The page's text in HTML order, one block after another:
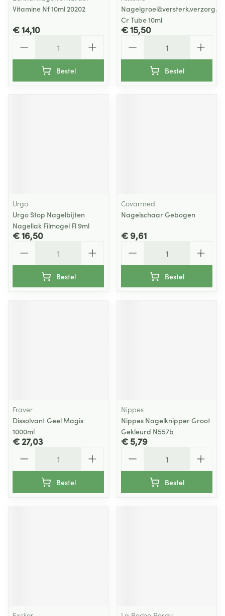
Vitamine Nf 10ml 20202
€ 14,10
Bestel
Nagelgroei&versterk.verzorg.
Cr Tube 10ml
€ 15,50
Bestel
Urgo
Urgo Stop Nagelbijten
Nagellak Filmogel Fl 9ml
€ 16,50
Bestel
Covarmed
Nagelschaar Gebogen
€ 9,61
Bestel
Fraver
Dissolvant Geel Magis
1000ml
€ 27,03
Bestel
Nippes
Nippes Nagelknipper Groot
Gekleurd N557b
€ 5,79
Bestel